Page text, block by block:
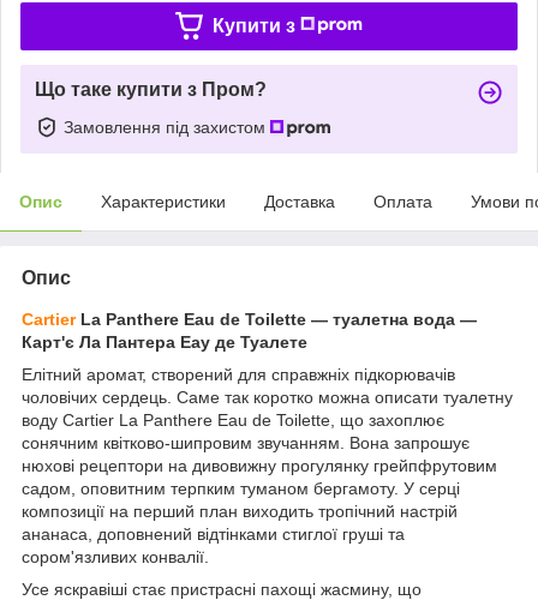
Купити з
Що таке купити з Пром?
Замовлення під захистом
Опис Характеристики Доставка Оплата Умови
Опис
CartierLa Panthere Eau de Toilette — туалетна вода —
Карт'є Ла Пантера Еау де Туалете
Елітний аромат, створений для справжніх підкорювачів
чоловічих сердець. Саме так коротко можна описати туалетну
воду Cartier La Panthere Eau de Toilette, що захоплює
сонячним квітково-шипровим звучанням. Вона запрошує
нюхові рецептори на дивовижну прогулянку грейпфрутовим
садом, оповитним терпким туманом бергамоту. У серці
композиції на перший план виходить тропічний настрій
ананаса, доповнений відтінками стиглої груші та
сором'язливих конвалії.
Усе яскравіші стає пристрасні пахощі жасмину, що